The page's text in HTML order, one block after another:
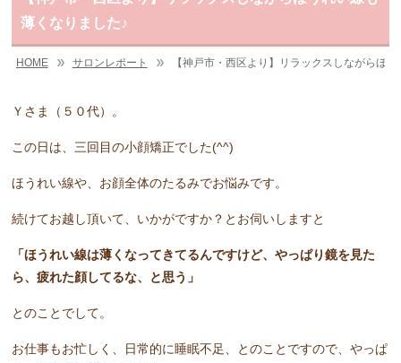
薄くなりました♪
HOME サロンレポート 【神戸市・西区より】リラックスしながらほ
Ｙさま（５０代）。
この日は、三回目の小顔矯正でした(^^)
ほうれい線や、お顔全体のたるみでお悩みです。
続けてお越し頂いて、いかがですか？とお伺いしますと
「ほうれい線は薄くなってきてるんですけど、やっぱり鏡を見た
ら、疲れた顔してるな、と思う」
とのことでして。
お仕事もお忙しく、日常的に睡眠不足、とのことですので、やっぱ